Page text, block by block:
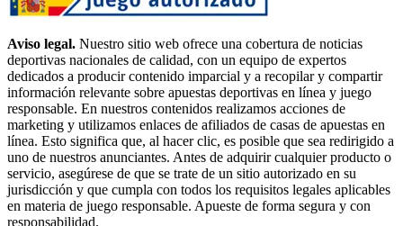
Aviso legal. Nuestro sitio web ofrece una cobertura de noticias
deportivas nacionales de calidad, con un equipo de expertos
dedicados a producir contenido imparcial y a recopilar y compartir
información relevante sobre apuestas deportivas en línea y juego
responsable. En nuestros contenidos realizamos acciones de
marketing y utilizamos enlaces de afiliados de casas de apuestas en
línea. Esto significa que, al hacer clic, es posible que sea redirigido a
uno de nuestros anunciantes. Antes de adquirir cualquier producto o
servicio, asegúrese de que se trate de un sitio autorizado en su
jurisdicción y que cumpla con todos los requisitos legales aplicables
en materia de juego responsable. Apueste de forma segura y con
responsabilidad.